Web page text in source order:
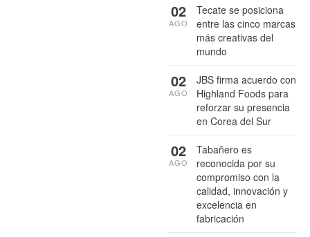
Tecate se posiciona
entre las cinco marcas
más creativas del
mundo
02
AGO
JBS firma acuerdo con
Highland Foods para
reforzar su presencia
en Corea del Sur
02
AGO
Tabañero es
reconocida por su
compromiso con la
calidad, innovación y
excelencia en
fabricación
02
AGO